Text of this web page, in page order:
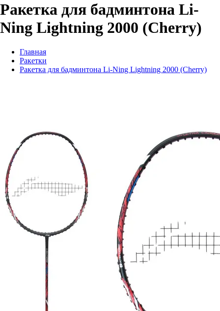
Ракетка для бадминтона Li-
Ning Lightning 2000 (Cherry)
Главная
Ракетки
Ракетка для бадминтона Li-Ning Lightning 2000 (Cherry)